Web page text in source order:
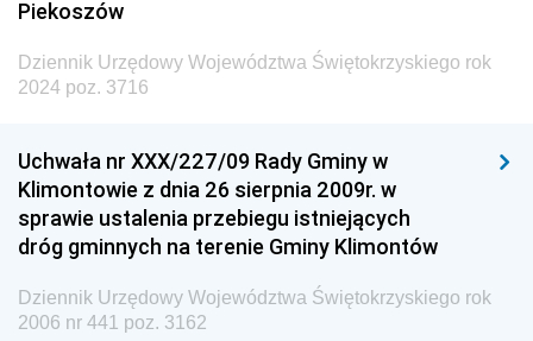
Piekoszów
Dziennik Urzędowy Województwa Świętokrzyskiego rok
2024 poz. 3716
Uchwała nr XXX/227/09 Rady Gminy w
Klimontowie z dnia 26 sierpnia 2009r. w
sprawie ustalenia przebiegu istniejących
dróg gminnych na terenie Gminy Klimontów
Dziennik Urzędowy Województwa Świętokrzyskiego rok
2006 nr 441 poz. 3162